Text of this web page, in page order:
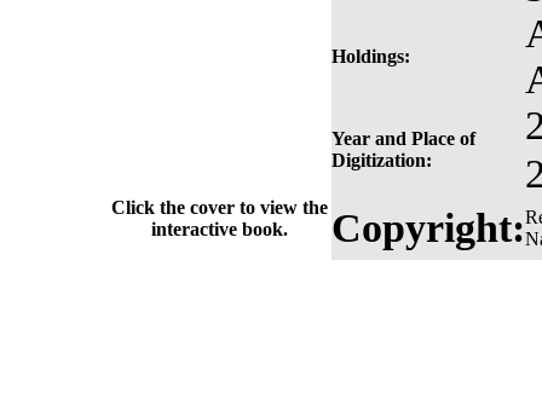
Holdings:
Year and Place of
Digitization:
Click the cover to view the
interactive book.
Copyright: